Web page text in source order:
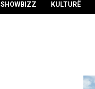
SHOWBIZZ KULTURË